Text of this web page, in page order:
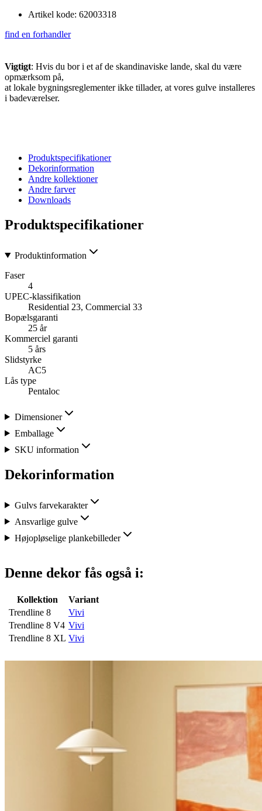
Artikel kode: 62003318
find en forhandler
Vigtigt: Hvis du bor i et af de skandinaviske lande, skal du være
opmærksom på,
at lokale bygningsreglementer ikke tillader, at vores gulve installeres
i badeværelser.
Produktspecifikationer
Dekorinformation
Andre kollektioner
Andre farver
Downloads
Produktspecifikationer
Produktinformation
Faser
4
UPEC-klassifikation
Residential 23, Commercial 33
Bopælsgaranti
25 år
Kommerciel garanti
5 års
Slidstyrke
AC5
Lås type
Pentaloc
Dimensioner
Emballage
SKU information
Dekorinformation
Gulvs farvekarakter
Ansvarlige gulve
Højopløselige plankebilleder
Denne dekor fås også i:
Kollektion
Variant
Trendline 8
Vivi
Trendline 8 V4 Vivi
Trendline 8 XL Vivi